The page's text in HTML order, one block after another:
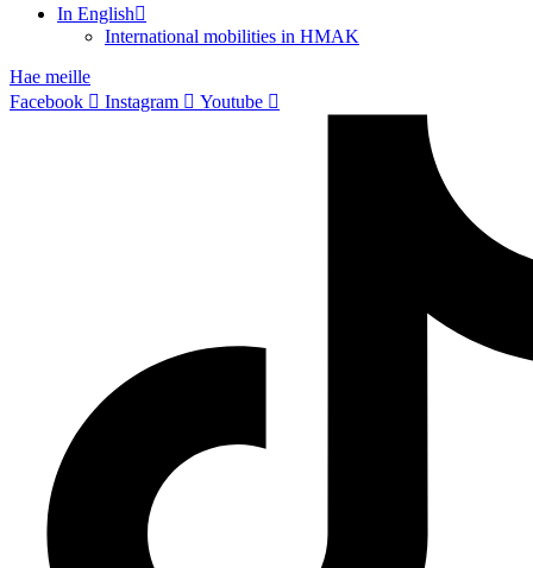
In English
International mobilities in HMAK
Hae meille
Facebook
Instagram Youtube